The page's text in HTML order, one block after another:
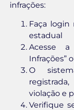
infrações:
Faça login
estadual
Acesse
Infrações”
O
violação e
Verifique